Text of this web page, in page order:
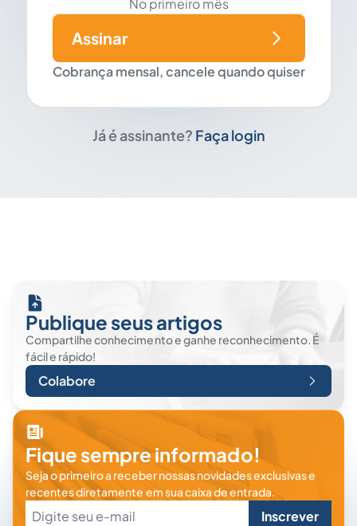
No primeiro mês
Cobrança mensal, cancele quando quiser
Assinar
Já é assinante? Faça login
Publique seus artigos
Compartilhe conhecimento e ganhe reconhecimento. É
fácil e rápido!
Colabore
Fique sempre informado!
Seja o primeiro a receber nossas novidades exclusivas e
recentes diretamente em sua caixa de entrada.
Inscrever